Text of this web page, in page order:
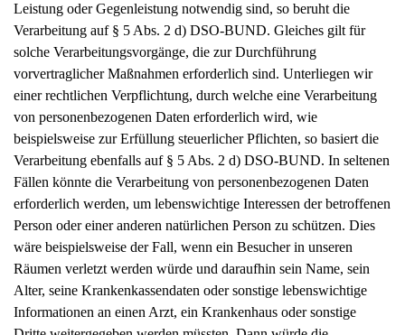
Leistung oder Gegenleistung notwendig sind, so beruht die
Verarbeitung auf § 5 Abs. 2 d) DSO-BUND. Gleiches gilt für
solche Verarbeitungsvorgänge, die zur Durchführung
vorvertraglicher Maßnahmen erforderlich sind. Unterliegen wir
einer rechtlichen Verpflichtung, durch welche eine Verarbeitung
von personenbezogenen Daten erforderlich wird, wie
beispielsweise zur Erfüllung steuerlicher Pflichten, so basiert die
Verarbeitung ebenfalls auf § 5 Abs. 2 d) DSO-BUND. In seltenen
Fällen könnte die Verarbeitung von personenbezogenen Daten
erforderlich werden, um lebenswichtige Interessen der betroffenen
Person oder einer anderen natürlichen Person zu schützen. Dies
wäre beispielsweise der Fall, wenn ein Besucher in unseren
Räumen verletzt werden würde und daraufhin sein Name, sein
Alter, seine Krankenkassendaten oder sonstige lebenswichtige
Informationen an einen Arzt, ein Krankenhaus oder sonstige